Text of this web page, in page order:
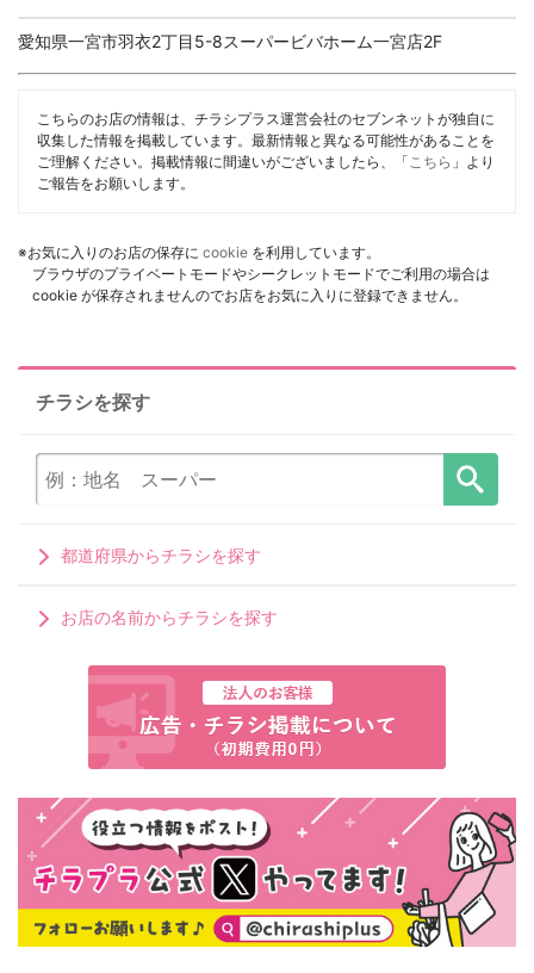
愛知県一宮市羽衣2丁目5-8スーパービバホーム一宮店2F
こちらのお店の情報は、チラシプラス運営会社のセブンネットが独自に
収集した情報を掲載しています。最新情報と異なる可能性があることを
ご理解ください。掲載情報に間違いがございましたら、「 こちら 」より
ご報告をお願いします。
※お気に入りのお店の保存に cookie を利用しています。
ブラウザのプライベートモードやシークレットモードでご利用の場合は
cookie が保存されませんのでお店をお気に入りに登録できません。
チラシを探す
都道府県からチラシを探す
お店の名前からチラシを探す